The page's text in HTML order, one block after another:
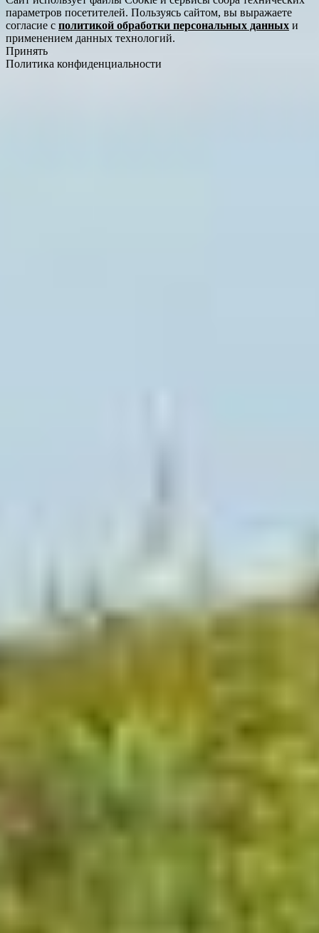
параметров посетителей. Пользуясь сайтом, вы выражаете
согласие с политикой обработки персональных данных и
применением данных технологий.
Принять
Политика конфиденциальности